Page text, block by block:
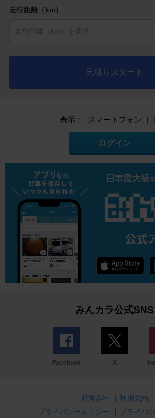
走行距離（km）
見積りスタート
表示： スマートフォン |
ログイン
みんカラ公式SNS
Facebook X
運営会社 | 利用規約
プライバシーポリシー
| プライバ